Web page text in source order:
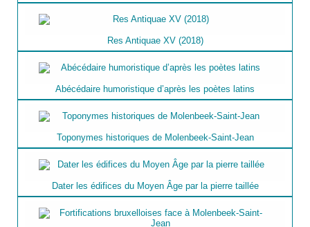
Res Antiquae XV (2018)
Abécédaire humoristique d’après les poètes latins
Toponymes historiques de Molenbeek-Saint-Jean
Dater les édifices du Moyen Âge par la pierre taillée